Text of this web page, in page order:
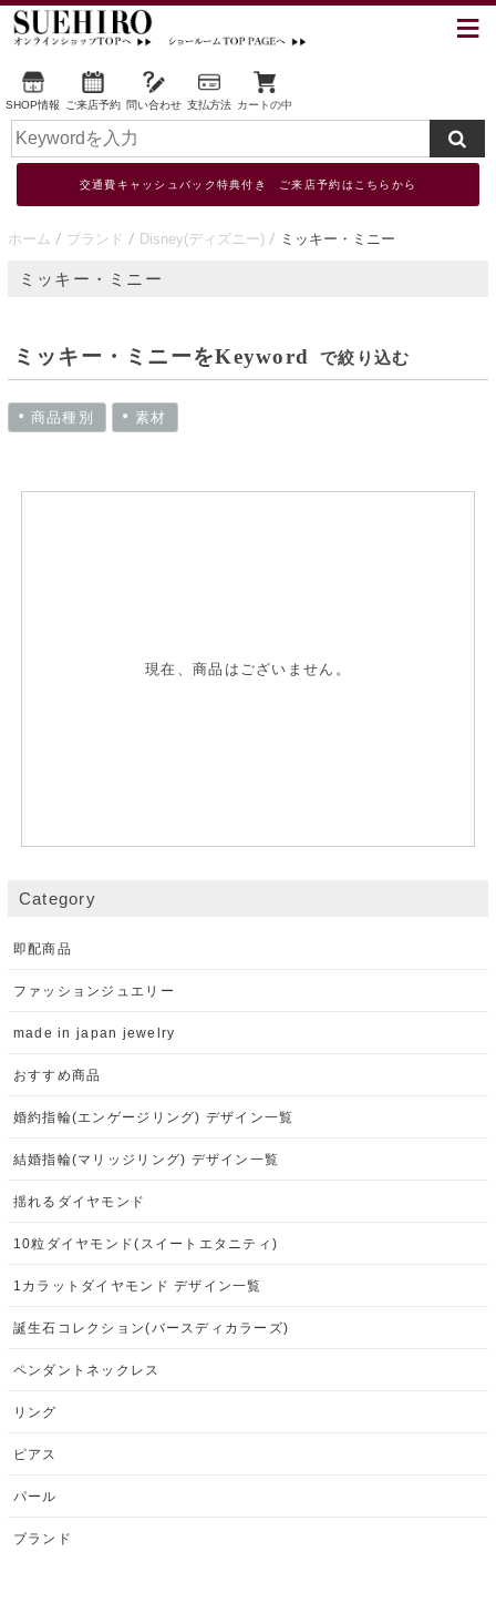
SHOP情報 ご来店予約 問い合わせ 支払方法 カートの中
交通費キャッシュバック特典付き ご来店予約はこちらから
ホーム ブランド Disney(ディズニー) ミッキー・ミニー
ミッキー・ミニー
ミッキー・ミニーをKeyword で絞り込む
商品種別 素材
現在、商品はございません。
Category
即配商品
ファッションジュエリー
made in japan jewelry
おすすめ商品
婚約指輪(エンゲージリング) デザイン一覧
結婚指輪(マリッジリング) デザイン一覧
揺れるダイヤモンド
10粒ダイヤモンド(スイートエタニティ)
1カラットダイヤモンド デザイン一覧
誕生石コレクション(バースディカラーズ)
ペンダントネックレス
リング
ピアス
パール
ブランド